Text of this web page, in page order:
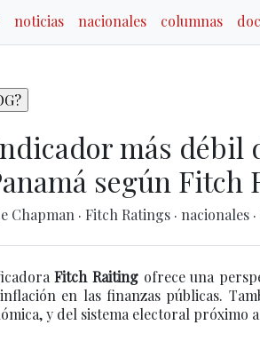
noticias nacionales columnas
más débil
según Fitch
Chapman · Fitch Ratings · nacionales ·
Fitch Raitingofrece una
en las finanzas públicas.
y del sistema electoral próximo